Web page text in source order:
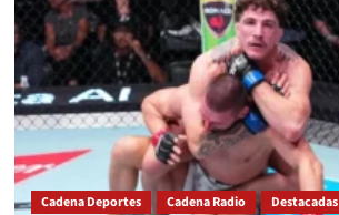
Cadena Deportes Cadena Radio
Destacadas